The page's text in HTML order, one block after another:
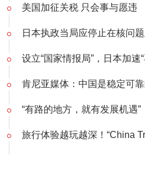
美国加征关税 只会事与愿违
日本执政当局应停止在核问
设立“国家情报局”，日本加速
肯尼亚媒体：中国是稳定可
“有路的地方，就有发展机遇”
旅行体验越玩越深！“China